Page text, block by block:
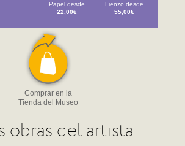
Papel desde
22,00€
Lienzo desde
55,00€
Comprar en la
Tienda del Museo
obras del artista